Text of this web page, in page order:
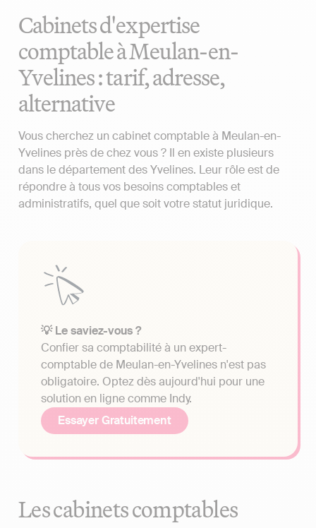
Cabinets d'expertise
comptable à Meulan-en-
Yvelines : tarif, adresse,
alternative
Vous cherchez un cabinet comptable à Meulan-en-
Yvelines près de chez vous ? Il en existe plusieurs
dans le département des Yvelines. Leur rôle est de
répondre à tous vos besoins comptables et
administratifs, quel que soit votre statut juridique.
💡 Le saviez-vous ?
Confier sa comptabilité à un expert-
comptable de Meulan-en-Yvelines n'est pas
obligatoire. Optez dès aujourd'hui pour une
solution en ligne comme Indy.
Essayer Gratuitement
Les cabinets comptables